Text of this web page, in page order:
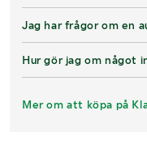
Jag har frågor om en
Hur gör jag om något
Mer om att köpa på